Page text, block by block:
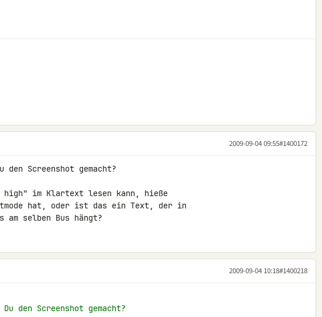
2009-09-04 09:55#1400172
Screenshot gemacht?
high" im Klartext lesen kann, hieße
hat, oder ist das ein Text, der in
am selben Bus hängt?
2009-09-04 10:18#1400218
den Screenshot gemacht?